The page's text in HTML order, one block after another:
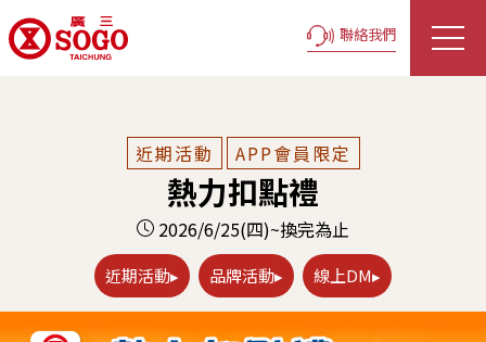
聯絡我們
近期活動 APP會員限定
熱力扣點禮
2026/6/25(四)~換完為止
近期活動▸ 品牌活動▸ 線上DM▸